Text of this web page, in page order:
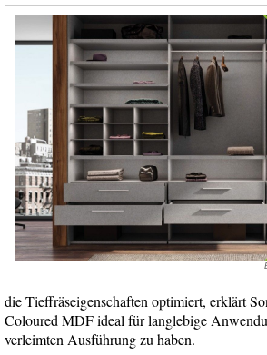
die Tieffräseigenschaften optimiert, erklärt
Coloured MDF ideal für langlebige
verleimten Ausführung zu haben.